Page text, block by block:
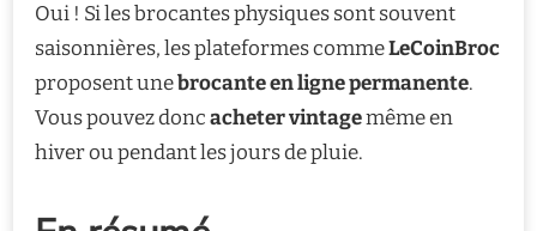
Oui ! Si les brocantes physiques sont souvent
saisonnières, les plateformes commeLeCoinBroc
proposent unebrocante en ligne permanente.
Vous pouvez doncacheter vintagemême en
hiver ou pendant les jours de pluie.